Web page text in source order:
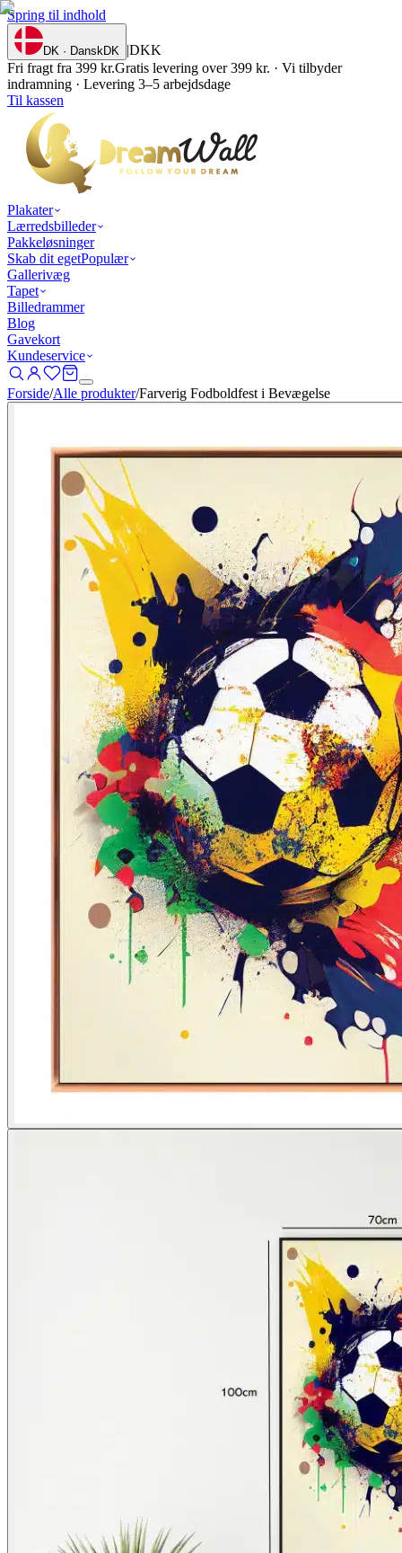
Spring til indhold
DK · DanskDK |DKK
Fri fragt fra 399 kr.Gratis levering over 399 kr. · Vi tilbyder
indramning · Levering 3–5 arbejdsdage
Til kassen
Plakater
Lærredsbilleder
Pakkeløsninger
Skab dit egetPopulær
Gallerivæg
Tapet
Billedrammer
Blog
Gavekort
Kundeservice
Forside/Alle produkter/Farverig Fodboldfest i Bevægelse